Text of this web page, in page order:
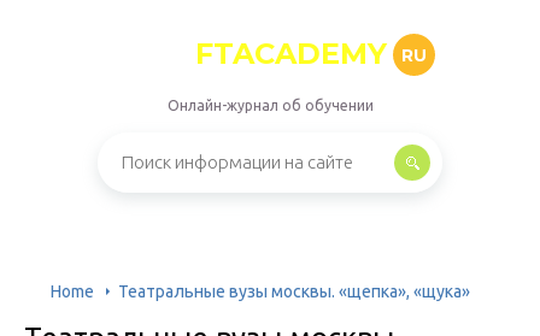
FTACADEMY RU
Онлайн-журнал об обучении
Home Театральные вузы москвы. «щепка», «щука»